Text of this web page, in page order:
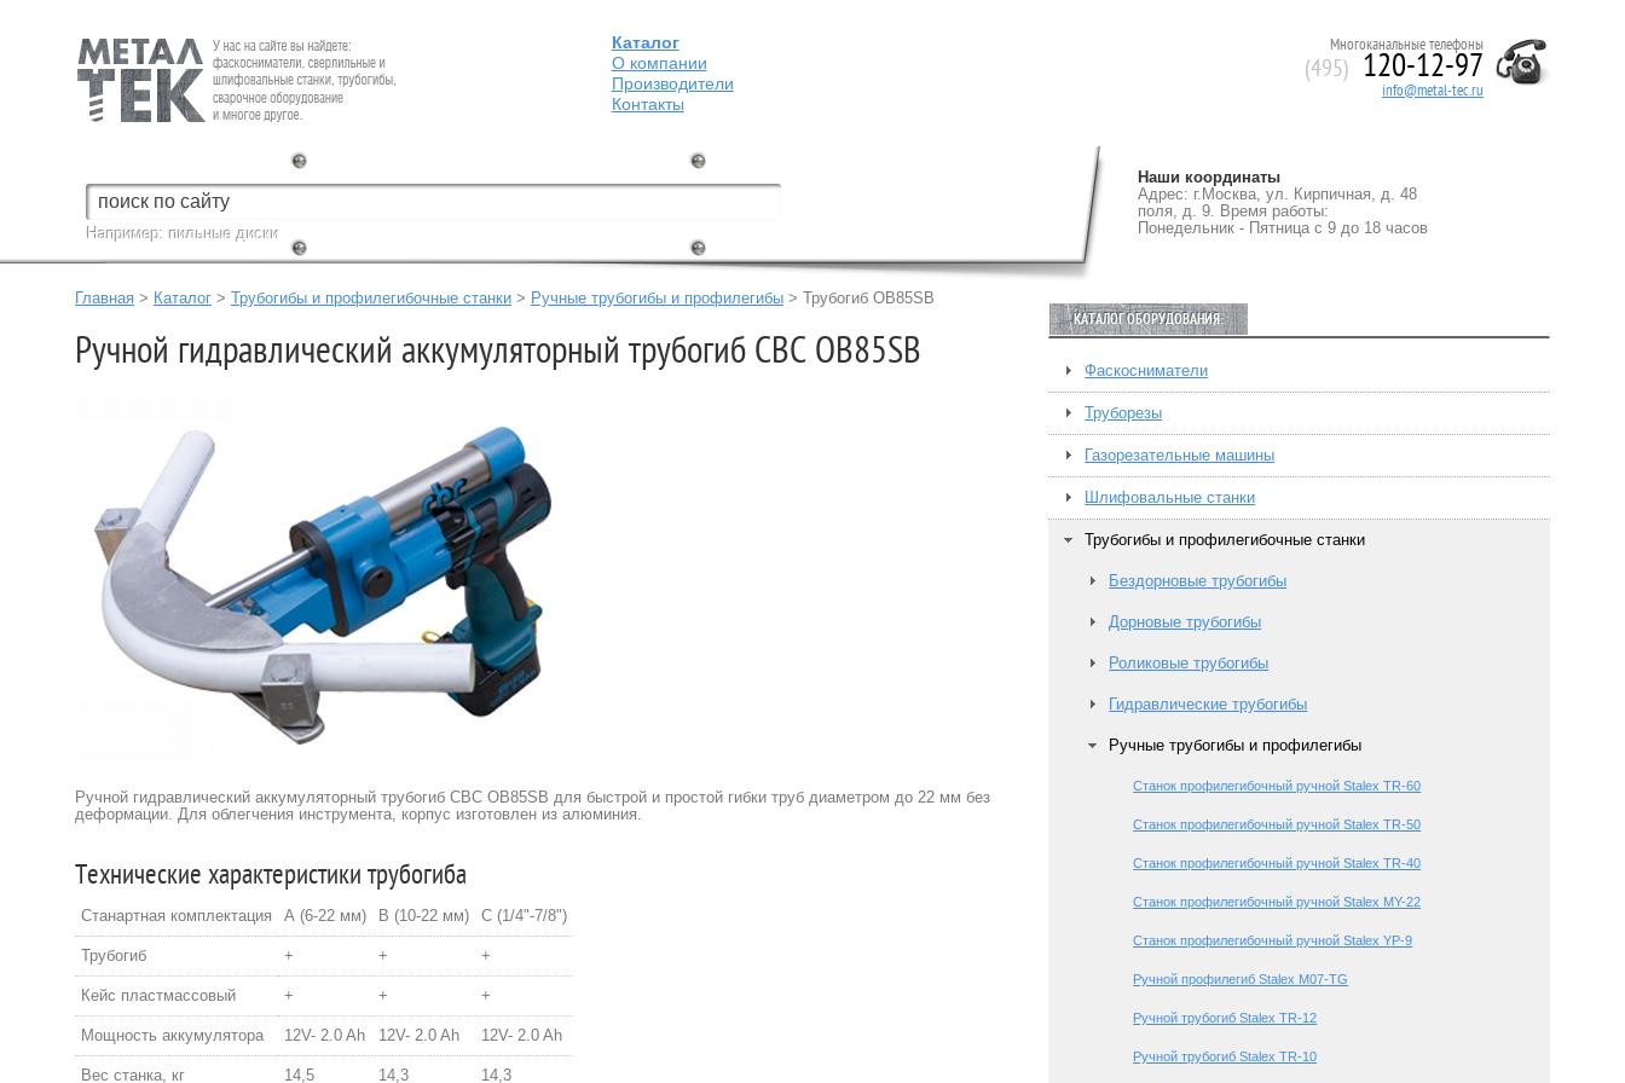
Fein — Профессиональный электроинструмент для обработки
металла.
Каталог
О компании
Производители
Контакты
Многоканальные телефоны
(495) 120-12-97
info@metal-tec.ru
Например: пильные диски
Наши координаты
Адрес: г.Москва, ул. Кирпичная, д. 48
поля, д. 9. Время работы:
Понедельник - Пятница с 9 до 18 часов
Главная > Каталог > Трубогибы и профилегибочные станки > Ручные трубогибы и профилегибы > Трубогиб OB85SB
Ручной гидравлический аккумуляторный трубогиб CBC OB85SB
Ручной гидравлический аккумуляторный трубогиб CBC OB85SB для быстрой и простой гибки труб диаметром до 22 мм без
деформации. Для облегчения инструмента, корпус изготовлен из алюминия.
Технические характеристики трубогиба
Станартная комплектация А (6-22 мм) В (10-22 мм) С (1/4"-7/8")
Трубогиб + + +
Кейс пластмассовый + + +
Мощность аккумулятора 12V- 2.0 Ah 12V- 2.0 Ah 12V- 2.0 Ah
Вес станка, кг 14,5 14,3 14,3
КАТАЛОГ ОБОРУДОВАНИЯ:
Фаскосниматели
Труборезы
Газорезательные машины
Шлифовальные станки
Трубогибы и профилегибочные станки
Бездорновые трубогибы
Дорновые трубогибы
Роликовые трубогибы
Гидравлические трубогибы
Ручные трубогибы и профилегибы
Станок профилегибочный ручной Stalex TR-60
Станок профилегибочный ручной Stalex TR-50
Станок профилегибочный ручной Stalex TR-40
Станок профилегибочный ручной Stalex MY-22
Станок профилегибочный ручной Stalex YP-9
Ручной профилегиб Stalex M07-TG
Ручной трубогиб Stalex ТR-12
Ручной трубогиб Stalex ТR-10